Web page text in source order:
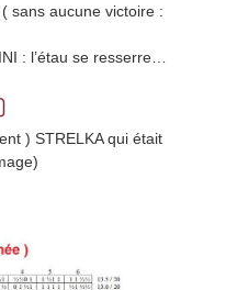
sans aucune victoire :
: l’étau se resserre…
) STRELKA qui était